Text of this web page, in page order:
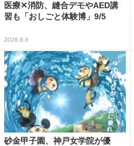
医療✕消防、縫合デモやAED講
習も「おしごと体験博」9/5
2026.8.6
砂金甲子園、神戸女学院が優